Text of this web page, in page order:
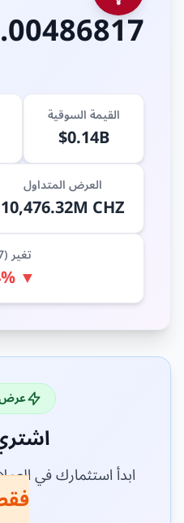
القيمة السوقية
$0.14B
العرض المتداول
10,476.32M CHZ
تغير (7 أيام)
▼ 0.94%
ابدأ استثمارك في